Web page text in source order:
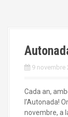
9 novembre
Cada an,
l’Autonada!
novembre, a